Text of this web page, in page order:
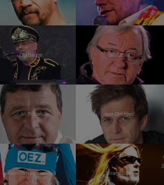
Ota Balage Jiří Lábus
Jiří Přibáň Igor Orozovič
Kateřina Neumannová Milan Špalek